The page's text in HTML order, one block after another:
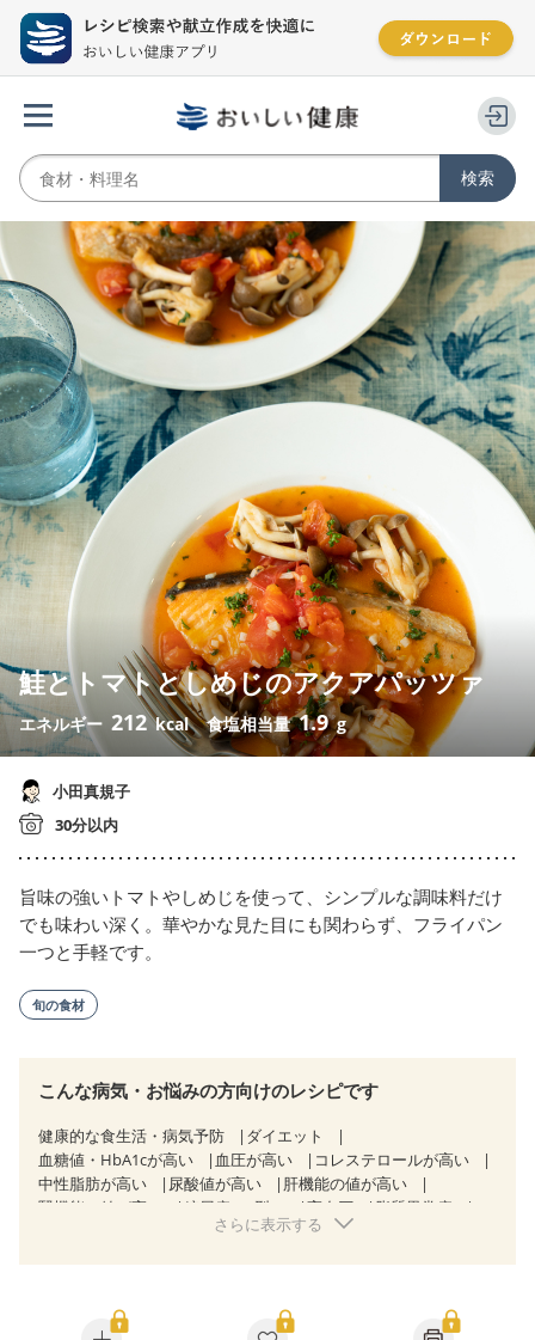
鮭とトマトとしめじのアクアパッツァ
エネルギー 212 kcal 食塩相当量1.9 g
小田真規子
30分以内
旨味の強いトマトやしめじを使って、シンプルな調味料だけ
でも味わい深く。華やかな見た目にも関わらず、フライパン
一つと手軽です。
旬の食材
こんな病気・お悩みの方向けのレシピです
健康的な食生活・病気予防
ダイエット
血糖値・HbA1cが高い
血圧が高い
コレステロールが高い
中性脂肪が高い
尿酸値が高い
肝機能の値が高い
腎機能の値が高い
糖尿病（2型） 高血圧
脂質異常症
狭心症 心筋梗塞
糖尿病性腎症（第１期）
糖尿病性腎症（第２期）
さらに表示する